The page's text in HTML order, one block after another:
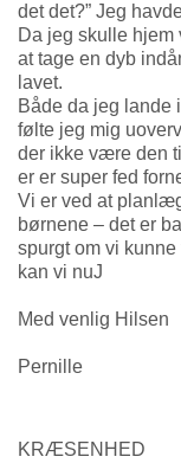
det det?” Jeg
Da jeg skulle hjem
at tage en dyb
lavet.
Både da jeg lande
følte jeg mig
der ikke være den
er er super fed
Vi er ved at
børnene – det er
spurgt om vi
kan vi nuJ
Med venlig Hilsen
Pernille
KRÆSENHED